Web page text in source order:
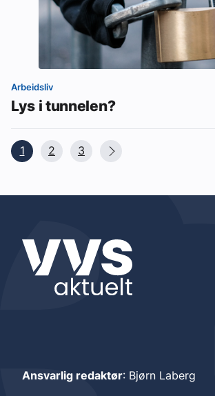
Arbeidsliv
Lys i tunnelen?
1 2 3
Ansvarlig redaktør: Bjørn Laberg